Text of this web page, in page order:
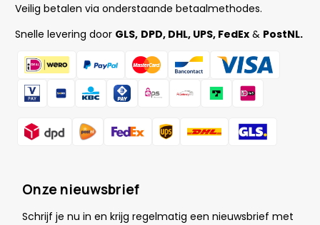
Veilig betalen via onderstaande betaalmethodes.
Snelle levering door GLS, DPD, DHL, UPS, FedEx & PostNL.
Onze nieuwsbrief
Schrijf je nu in en krijg regelmatig een nieuwsbrief met